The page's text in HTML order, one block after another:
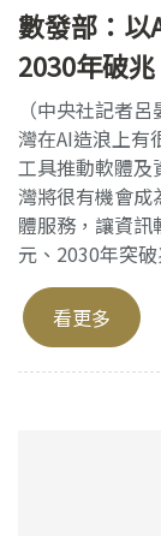
數發部：以
2030年破兆
（中央社記者
灣在AI造浪上有
工具推動軟體
灣將很有機會成
體服務，讓資訊
元、2030年突破
看更多